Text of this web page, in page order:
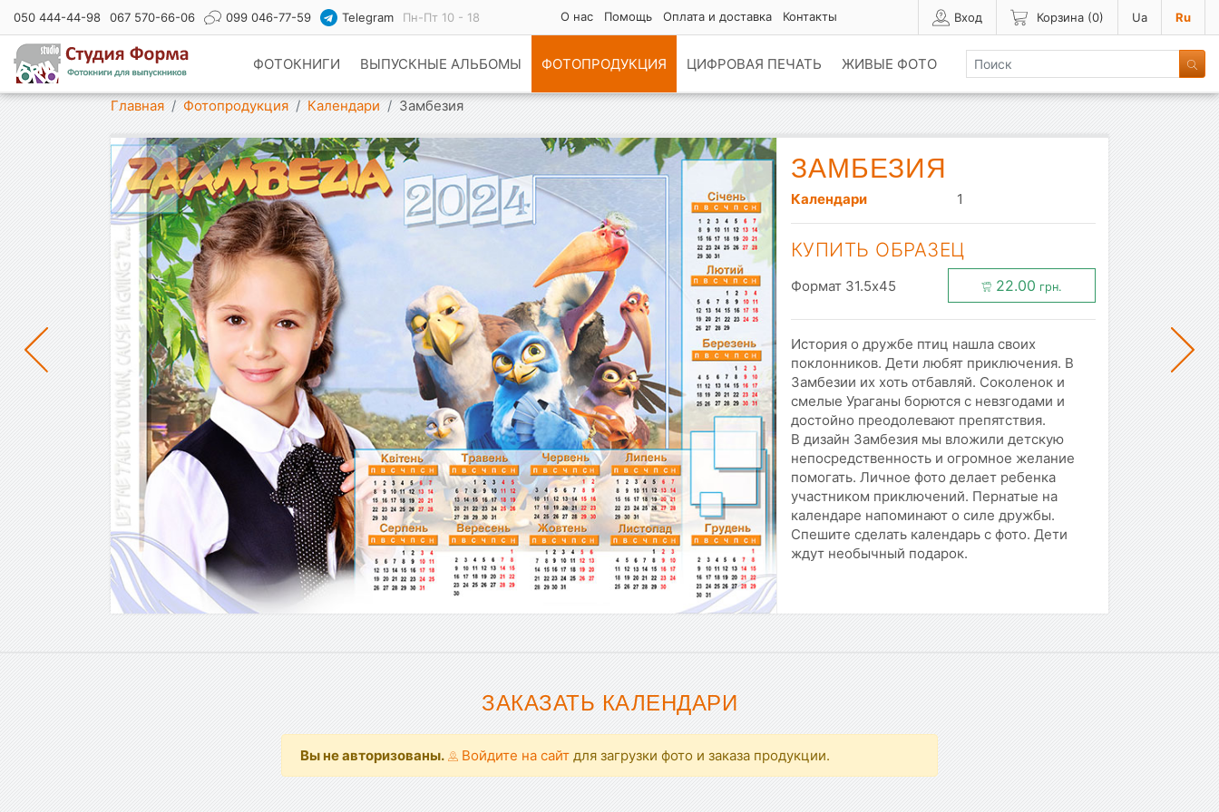
Вход Корзина (0) Ua Ru
050 444-44-98 067 570-66-06 099 046-77-59 Telegram Пн-Пт 10 - 18 О нас Помощь Оплата и доставка Контакты
Показать меню ФОТОКНИГИ ВЫПУСКНЫЕ АЛЬБОМЫ ФОТОПРОДУКЦИЯ ЦИФРОВАЯ ПЕЧАТЬ ЖИВЫЕ ФОТО
Главная Фотопродукция Календари Замбезия
ЗАМБЕЗИЯ
Календари 1
КУПИТЬ ОБРАЗЕЦ
Формат 31.5x45 22.00 грн.
История о дружбе птиц нашла своих
поклонников. Дети любят приключения. В
Замбезии их хоть отбавляй. Соколенок и
смелые Ураганы борются с невзгодами и
достойно преодолевают препятствия.
В дизайн Замбезия мы вложили детскую
непосредственность и огромное желание
помогать. Личное фото делает ребенка
участником приключений. Пернатые на
календаре напоминают о силе дружбы.
Спешите сделать календарь с фото. Дети
ждут необычный подарок.
ЗАКАЗАТЬ КАЛЕНДАРИ
Вы не авторизованы. Войдите на сайт для загрузки фото и заказа продукции.